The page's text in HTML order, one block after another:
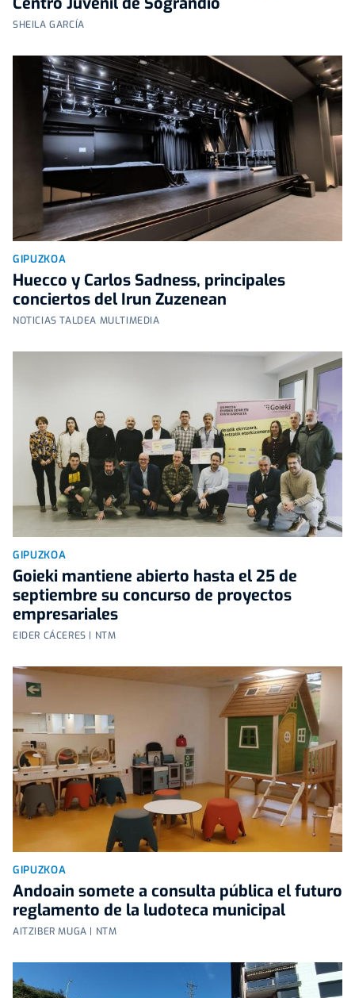
SHEILA GARCÍA
GIPUZKOA
Huecco y Carlos Sadness, principales
conciertos del Irun Zuzenean
NOTICIAS TALDEA MULTIMEDIA
GIPUZKOA
Goieki mantiene abierto hasta el 25 de
septiembre su concurso de proyectos
empresariales
EIDER CÁCERES | NTM
GIPUZKOA
Andoain somete a consulta pública el futuro
reglamento de la ludoteca municipal
AITZIBER MUGA | NTM